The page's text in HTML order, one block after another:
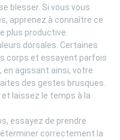
blesser. Si vous vous
apprenez à connaître ce
plus productive.
dorsales. Certaines
corps et essayent parfois
en agissant ainsi, votre
des gestes brusques.
laissez le temps à la
essayez de prendre
correctement la